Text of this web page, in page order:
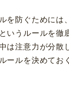
を防ぐためには
いうルールを徹
は注意力が分散
ールを決めてお